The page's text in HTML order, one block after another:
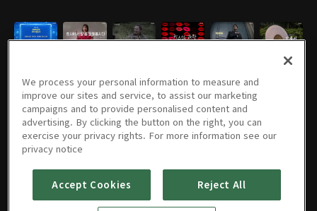
07/08/2026
07/07/2026
11분
07/02/2026
10분
07/01/202606/30/202606/26/202606/25/2026
We process your personal information to measure and
improve our sites and service, to assist our marketing
campaigns and to provide personalised content and
advertising. By clicking the button on the right, you can
exercise your privacy rights. For more information see our
privacy notice
Accept Cookies Reject All